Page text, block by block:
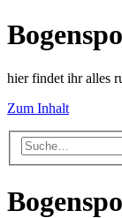
hier findet ihr alles
Zum Inhalt